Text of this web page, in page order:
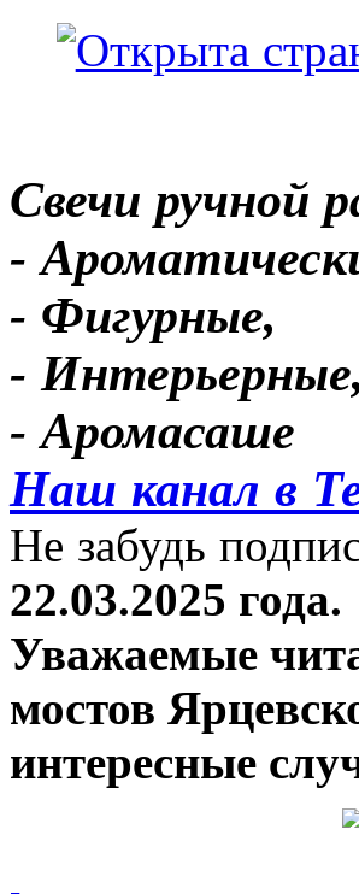
Свечи ручной
-
- Фигурные,
- Интерьерные,
- Аромасаше
Наш канал в
Не забудь
22.03.2025 года.
Уважаемые
мостов
интересные